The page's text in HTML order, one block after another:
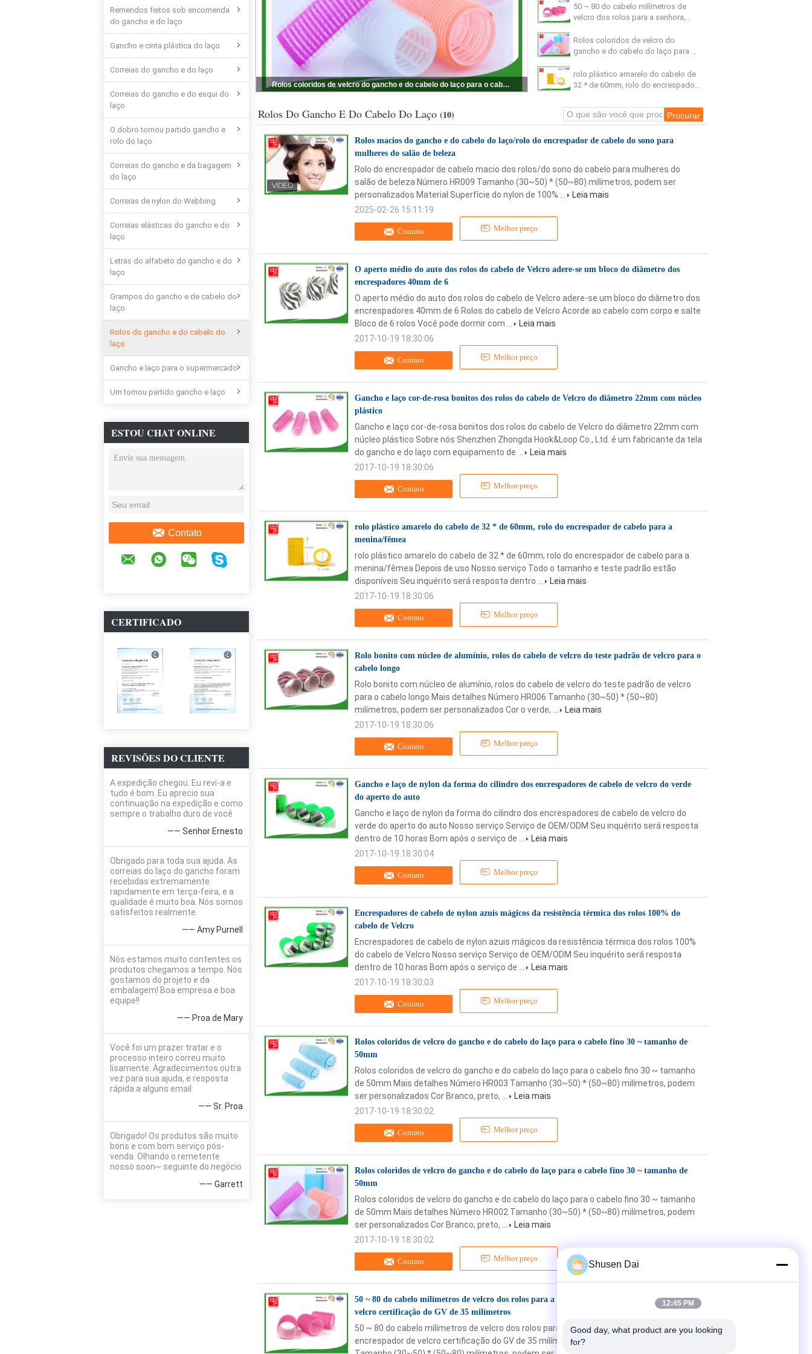
Remendos feitos sob encomenda
do gancho e do laço
Gancho e cinta plástica do laço
Correias do gancho e do laço
Correias do gancho e do esqui do
laço
O dobro tomou partido gancho e
rolo do laço
Correias do gancho e da bagagem
do laço
Correias de nylon do Webbing
Correias elásticas do gancho e do
laço
Letras do alfabeto do gancho e do
laço
Grampos do gancho e de cabelo do
laço
Rolos do gancho e do cabelo do
laço
Gancho e laço para o supermercado
Um tomou partido gancho e laço
ESTOU CHAT ONLINE
AGORA
Contato
CERTIFICADO
REVISÕES DO CLIENTE
A expedição chegou. Eu revi-a e
tudo é bom. Eu aprecio sua
continuação na expedição e como
sempre o trabalho duro de você
—— Senhor Ernesto
Obrigado para toda sua ajuda. As
correias do laço do gancho foram
recebidas extremamente
rapidamente em terça-feira, e a
qualidade é muito boa. Nós somos
satisfeitos realmente.
—— Amy Purnell
Nós estamos muito contentes os
produtos chegamos a tempo. Nós
gostamos do projeto e da
embalagem! Boa empresa e boa
equipe!!
—— Proa de Mary
Você foi um prazer tratar e o
processo inteiro correu muito
lisamente. Agradecimentos outra
vez para sua ajuda, e resposta
rápida a alguns email.
—— Sr. Proa
Obrigado! Os produtos são muito
bons e com bom serviço pós-
venda. Olhando o remetente
nosso soon~ seguinte do negócio
—— Garrett
Rolos coloridos de velcro do gancho e do cabelo do laço para o cabelo fino 30 ~ tamanho de 50mm
50 ~ 80 do cabelo milímetros de
velcro dos rolos para a senhora,
certificação do GV de 35 milímetros
Rolos coloridos de velcro do
gancho e do cabelo do laço para o
rolo plástico amarelo do cabelo de
32 * de 60mm, rolo do encrespador
Rolos Do Gancho E Do Cabelo Do Laço (10)
Rolos macios do gancho e do cabelo do laço/rolo do encrespador de cabelo do sono para
mulheres do salão de beleza
Contato Melhor preço
Rolo do encrespador de cabelo macio dos rolos/do sono do cabelo para mulheres do
salão de beleza Número HR009 Tamanho (30~50) * (50~80) milímetros, podem ser
personalizados Material Superfície do nylon de 100% ...
Leia mais
2025-02-26 15:11:19
O aperto médio do auto dos rolos do cabelo de Velcro adere-se um bloco do diâmetro dos
encrespadores 40mm de 6
Contato Melhor preço
O aperto médio do auto dos rolos do cabelo de Velcro adere-se um bloco do diâmetro dos
encrespadores 40mm de 6 Rolos do cabelo de Velcro Acorde ao cabelo com corpo e salte
Bloco de 6 rolos Você pode dormir com ...
Leia mais
2017-10-19 18:30:06
Gancho e laço cor-de-rosa bonitos dos rolos do cabelo de Velcro do diâmetro 22mm com núcleo
plástico
Contato Melhor preço
Gancho e laço cor-de-rosa bonitos dos rolos do cabelo de Velcro do diâmetro 22mm com
núcleo plástico Sobre nós Shenzhen Zhongda Hook&Loop Co., Ltd. é um fabricante da tela
do gancho e do laço com equipamento de ...
Leia mais
2017-10-19 18:30:06
rolo plástico amarelo do cabelo de 32 * de 60mm, rolo do encrespador de cabelo para a
menina/fêmea
Contato Melhor preço
rolo plástico amarelo do cabelo de 32 * de 60mm, rolo do encrespador de cabelo para a
menina/fêmea Depois de uso Nosso serviço Todo o tamanho e teste padrão estão
disponíveis Seu inquérito será resposta dentro ...
Leia mais
2017-10-19 18:30:06
Rolo bonito com núcleo de alumínio, rolos do cabelo de velcro do teste padrão de velcro para o
cabelo longo
Contato Melhor preço
Rolo bonito com núcleo de alumínio, rolos do cabelo de velcro do teste padrão de velcro
para o cabelo longo Mais detalhes Número HR006 Tamanho (30~50) * (50~80)
milímetros, podem ser personalizados Cor o verde, ...
Leia mais
2017-10-19 18:30:06
Gancho e laço de nylon da forma do cilindro dos encrespadores de cabelo de velcro do verde
do aperto do auto
Contato Melhor preço
Gancho e laço de nylon da forma do cilindro dos encrespadores de cabelo de velcro do
verde do aperto do auto Nosso serviço Serviço de OEM/ODM Seu inquérito será resposta
dentro de 10 horas Bom após o serviço de ...
Leia mais
2017-10-19 18:30:04
Encrespadores de cabelo de nylon azuis mágicos da resistência térmica dos rolos 100% do
cabelo de Velcro
Contato Melhor preço
Encrespadores de cabelo de nylon azuis mágicos da resistência térmica dos rolos 100%
do cabelo de Velcro Nosso serviço Serviço de OEM/ODM Seu inquérito será resposta
dentro de 10 horas Bom após o serviço de ...
Leia mais
2017-10-19 18:30:03
Rolos coloridos de velcro do gancho e do cabelo do laço para o cabelo fino 30 ~ tamanho de
50mm
Contato Melhor preço
Rolos coloridos de velcro do gancho e do cabelo do laço para o cabelo fino 30 ~ tamanho
de 50mm Mais detalhes Número HR003 Tamanho (30~50) * (50~80) milímetros, podem
ser personalizados Cor Branco, preto, ...
Leia mais
2017-10-19 18:30:02
Rolos coloridos de velcro do gancho e do cabelo do laço para o cabelo fino 30 ~ tamanho de
50mm
Contato Melhor preço
Rolos coloridos de velcro do gancho e do cabelo do laço para o cabelo fino 30 ~ tamanho
de 50mm Mais detalhes Número HR002 Tamanho (30~50) * (50~80) milímetros, podem
ser personalizados Cor Branco, preto, ...
Leia mais
2017-10-19 18:30:02
50 ~ 80 do cabelo milímetros de velcro dos rolos para a senhora, diâmetro do encrespador de
velcro certificação do GV de 35 milímetros
50 ~ 80 do cabelo milímetros de velcro dos rolos para a senhora, diâmetro do
encrespador de velcro certificação do GV de 35 milímetros Mais detalhes Número HR001
Shusen Dai
12:45 PM
Good day, what product are you looking
for?